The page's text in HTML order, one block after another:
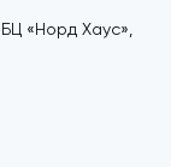
«Норд Хаус»,